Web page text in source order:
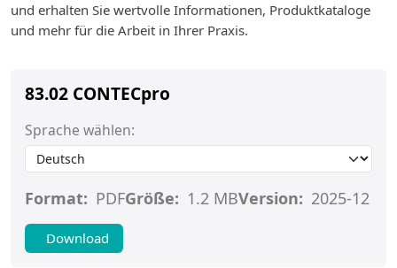
und erhalten Sie wertvolle Informationen, Produktkataloge
und mehr für die Arbeit in Ihrer Praxis.
83.02 CONTECpro
Sprache wählen:
Format: PDFGröße: 1.2 MBVersion: 2025-12
Download